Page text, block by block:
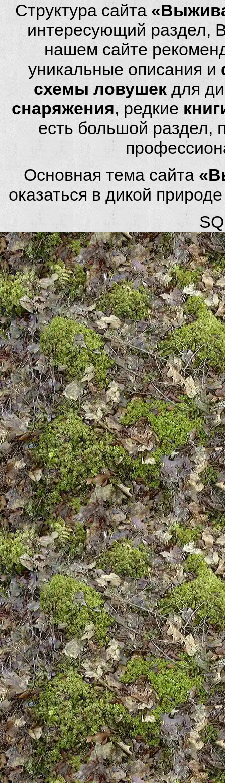
Структура сайта
интересующий раздел,
нашем сайте
уникальные описания и
схемы ловушек для
снаряжения, редкие
есть большой
Основная тема сайта
оказаться в дикой